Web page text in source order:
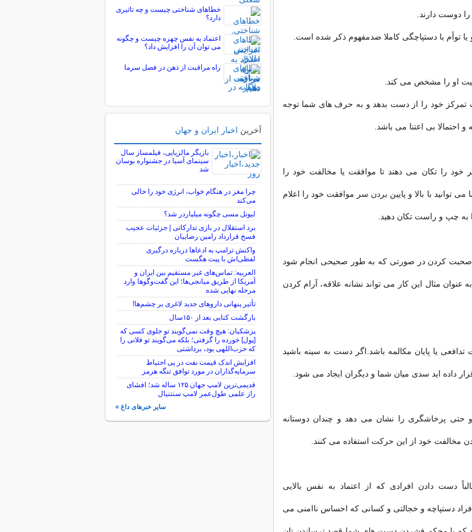
دوست دارند.
توأم با دستپاچگی کاملا ضدمفهوم ذکر شده است.
او را مشخص می کند.
خود را از دست بدهد و به حرف های شما توجه
بی اعتنا می باشد.
خود را تکان می دهند تا موافقت یا مخالفت خود را
توانید با بالا و پایین بردن سر موافقت خود را اعلام
به چپ و راست تکان دهید.
کردن در صورتی که به طور صحیحی انجام شود
عنوان مثال این کار می تواند نشانه علاقه، آرام کردن
یا پایان مکالمه باشد.اگر دست به سینه باشید
داده اید سدی میان شما و دیگران ایجاد می شود.
حتی پرخاشگری را نشان می دهد و چندان دوستانه
مخالفت خود از این حرکت استفاده می کنند.
دست دادن افرادی که از اعتماد به نفس بالایی
دستپاچه و خجالتی و کسانی که احساس ناامنی می
خطاهای شناختی چیست و چه تاثیری
دارد؟
اعتماد به نفس چهره چیست و چگونه
می توان آن را افزایش داد؟
راه مراقبت از ذهن در فصل سرما
آخرین اخبار ایران و جهان
بازیگر مالزیایی، فیلمساز سال
سینمای آسیا در جشنواره بوسان
شد
چرا مغز در هنگام خواب، انرژی خود را خالی
می‌کند
لیونل مسی چگونه میلیاردر شد؟
برد استقلال در بازی تدارکاتی | جزئیات عجیب
فسخ قرارداد رامین رضاییان
واکنش ترامپ به ادعاها درباره درگیری
لفظی‌اش با پیت هگست
العربیه: تماس‌های غیر مستقیم بین ایران و
آمریکا از طریق میانجی‌ها؛ این گفت‌و‌گو‌ها وارد
مرحله نهایی شده
تأثیر پنهانی داروهای جدید لاغری بر چشم‌ها!
بازگشت کتابی بعد از ۱۵۰سال
پزشکیان: هیچ وقت نمی‌گویند تو جلوی کسی که
[پول] خورده را گرفتی؛ بلکه می‌گویند تو فلانی را
که حزب‌اللهی بود، برداشتی
افزایش اندک قیمت نفت در پی احتیاط
سرمایه‌گذاران در مورد توافق تنگه هرمز
قدیمی‌ترین لامپ جهان ۱۲۵ ساله شد؛ افشای
راز علمی طول‌عمر لامپ سنتنیال
سایر خبرهای داغ »